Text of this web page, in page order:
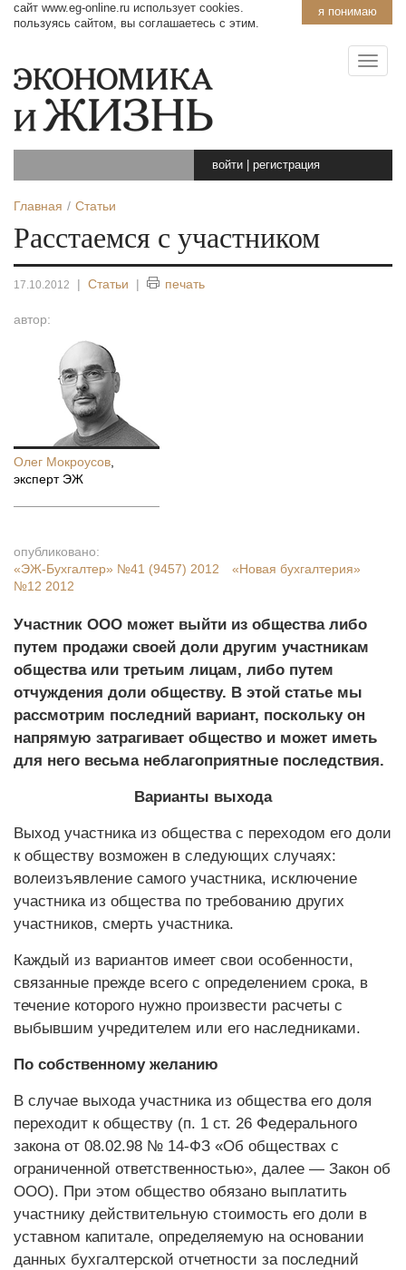
я понимаю
сайт www.eg-online.ru использует cookies.
пользуясь сайтом, вы соглашаетесь с этим.
войти регистрация
Главная Статьи
Расстаемся с участником
17.10.2012 | Статьи | печать
автор:
Олег Мокроусов
эксперт ЭЖ
опубликовано:
«ЭЖ-Бухгалтер» №41 (9457) 2012
«Новая бухгалтерия»
№12 2012
Участник ООО может выйти из общества либо
путем продажи своей доли другим участникам
общества или третьим лицам, либо путем
отчуждения доли обществу. В этой статье мы
рассмотрим последний вариант, поскольку он
напрямую затрагивает общество и может иметь
для него весьма неблагоприятные последствия.
Варианты выхода
Выход участника из общества с переходом его доли
к обществу возможен в следующих случаях:
волеизъявление самого участника, исключение
участника из общества по требованию других
участников, смерть участника.
Каждый из вариантов имеет свои особенности,
связанные прежде всего с определением срока, в
течение которого нужно произвести расчеты с
выбывшим учредителем или его наследниками.
По собственному желанию
В случае выхода участника из общества его доля
переходит к обществу (п. 1 ст. 26 Федерального
закона от 08.02.98 № 14-ФЗ «Об обществах с
ограниченной ответственностью», далее — Закон об
ООО). При этом общество обязано выплатить
участнику действительную стоимость его доли в
уставном капитале, определяемую на основании
данных бухгалтерской отчетности за последний